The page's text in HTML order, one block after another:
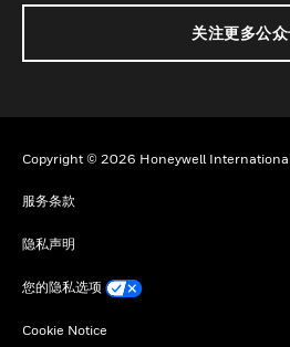
关注更多公
Copyright © 2026 Honeywell
服务条款
隐私声明
您的隐私选项
Cookie Notice